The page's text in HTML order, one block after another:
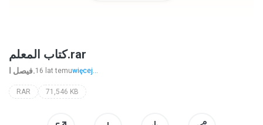
كتاب المعلم.rar
فيصل ا.16 lat temuwięcej...
RAR 71,546 KB